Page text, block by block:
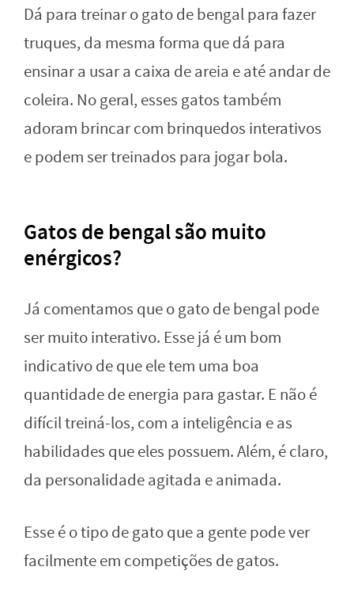
Dá para treinar o gato de bengal para fazer
truques, da mesma forma que dá para
ensinar a usar a caixa de areia e até andar de
coleira. No geral, esses gatos também
adoram brincar com brinquedos interativos
e podem ser treinados para jogar bola.
Gatos de bengal são muito
enérgicos?
Já comentamos que o gato de bengal pode
ser muito interativo. Esse já é um bom
indicativo de que ele tem uma boa
quantidade de energia para gastar. E não é
difícil treiná-los, com a inteligência e as
habilidades que eles possuem. Além, é claro,
da personalidade agitada e animada.
Esse é o tipo de gato que a gente pode ver
facilmente em competições de gatos.